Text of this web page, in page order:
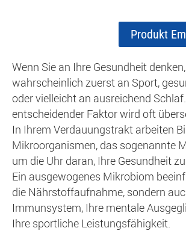
Produkt
Wenn Sie an Ihre Gesundheit
wahrscheinlich zuerst an Sport,
oder vielleicht an ausreichend
entscheidender Faktor wird oft
In Ihrem Verdauungstrakt arbeiten
Mikroorganismen, das sogenannte
um die Uhr daran, Ihre Gesundheit
Ein ausgewogenes Mikrobiom
die Nährstoffaufnahme, sondern
Immunsystem, Ihre mentale
Ihre sportliche Leistungsfähigkeit.